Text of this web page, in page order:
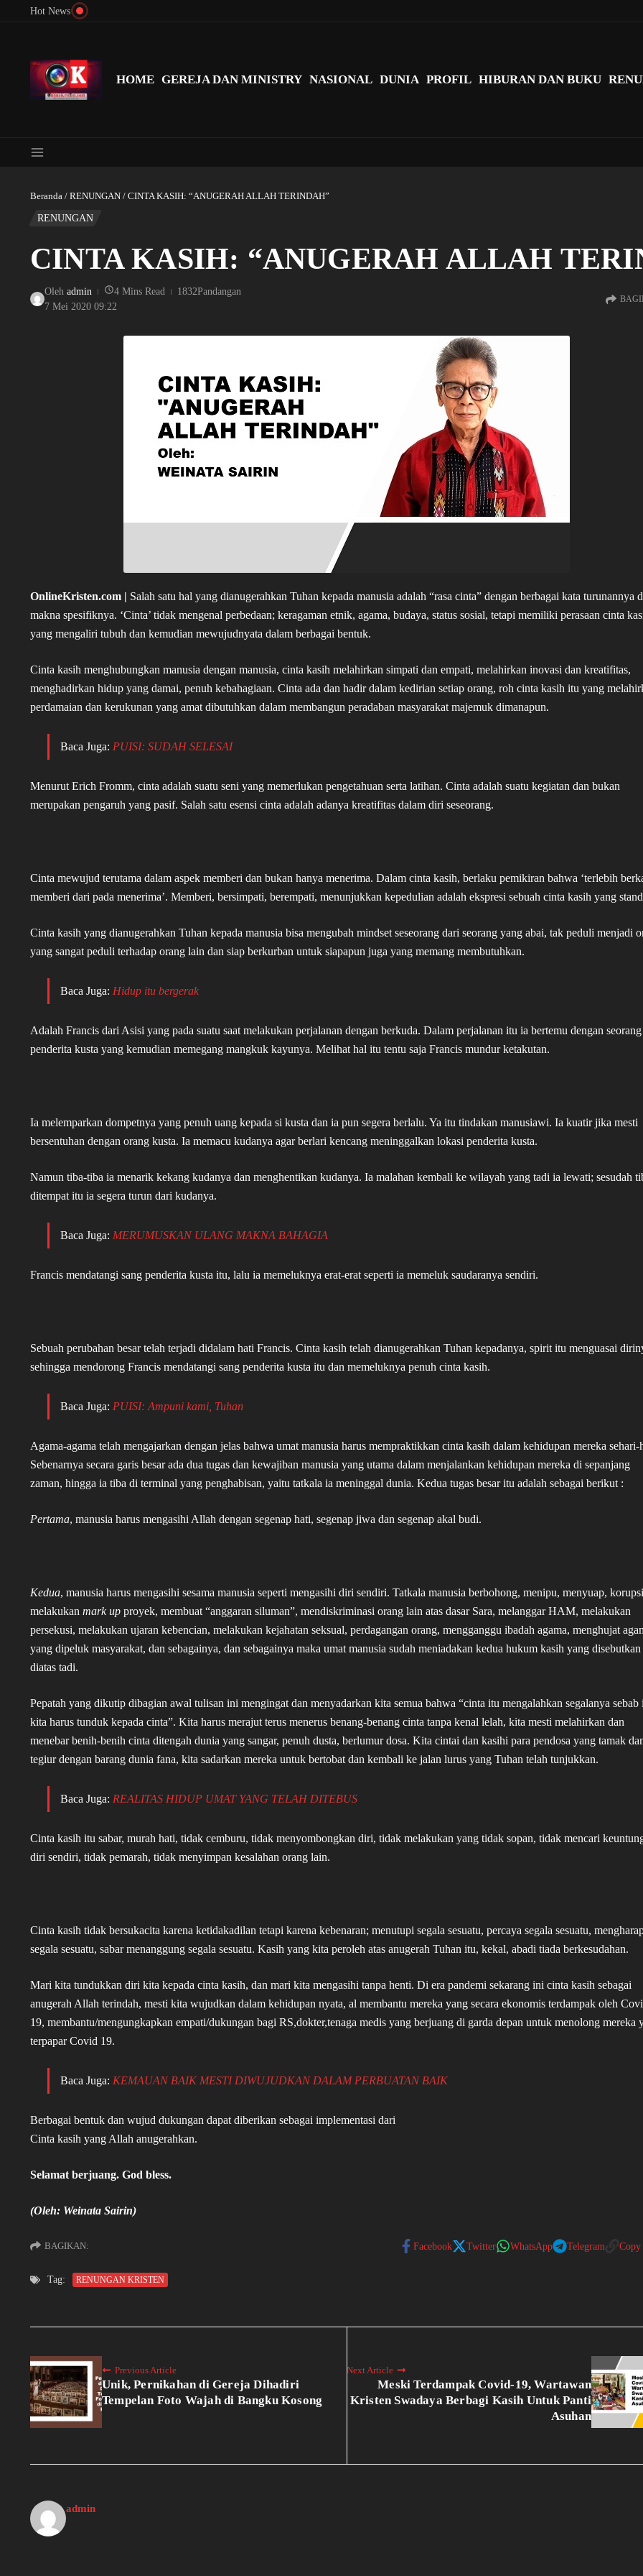
Lewati ke konten
Hot News
HOME GEREJA DAN MINISTRY NASIONAL DUNIA PROFIL HIBURAN DAN BUKU
Beranda / RENUNGAN / CINTA KASIH: “ANUGERAH ALLAH TERINDAH”
RENUNGAN
CINTA KASIH: “ANUGERAH ALLAH
Oleh admin 4 Mins Read
1832Pandangan
7 Mei 2020 09:22
OnlineKristen.com | Salah satu hal yang dianugerahkan Tuhan kepada manusia adalah “rasa cinta” dengan berbagai kata turunannya
makna spesifiknya. ‘Cinta’ tidak mengenal perbedaan; keragaman etnik, agama, budaya, status sosial, tetapi memiliki perasaan cinta
yang mengaliri tubuh dan kemudian mewujudnyata dalam berbagai bentuk.
Cinta kasih menghubungkan manusia dengan manusia, cinta kasih melahirkan simpati dan empati, melahirkan inovasi dan kreatifitas,
menghadirkan hidup yang damai, penuh kebahagiaan. Cinta ada dan hadir dalam kedirian setiap orang, roh cinta kasih itu yang
perdamaian dan kerukunan yang amat dibutuhkan dalam membangun peradaban masyarakat majemuk dimanapun.
Baca Juga: PUISI: SUDAH SELESAI
Menurut Erich Fromm, cinta adalah suatu seni yang memerlukan pengetahuan serta latihan. Cinta adalah suatu kegiatan dan bukan
merupakan pengaruh yang pasif. Salah satu esensi cinta adalah adanya kreatifitas dalam diri seseorang.
Cinta mewujud terutama dalam aspek memberi dan bukan hanya menerima. Dalam cinta kasih, berlaku pemikiran bahwa ‘terlebih
memberi dari pada menerima’. Memberi, bersimpati, berempati, menunjukkan kepedulian adalah ekspresi sebuah cinta kasih yang
Cinta kasih yang dianugerahkan Tuhan kepada manusia bisa mengubah mindset seseorang dari seorang yang abai, tak peduli menjadi
yang sangat peduli terhadap orang lain dan siap berkurban untuk siapapun juga yang memang membutuhkan.
Baca Juga: Hidup itu bergerak
Adalah Francis dari Asisi yang pada suatu saat melakukan perjalanan dengan berkuda. Dalam perjalanan itu ia bertemu dengan seorang
penderita kusta yang kemudian memegang mangkuk kayunya. Melihat hal itu tentu saja Francis mundur ketakutan.
Ia melemparkan dompetnya yang penuh uang kepada si kusta dan ia pun segera berlalu. Ya itu tindakan manusiawi. Ia kuatir jika mesti
bersentuhan dengan orang kusta. Ia memacu kudanya agar berlari kencang meninggalkan lokasi penderita kusta.
Namun tiba-tiba ia menarik kekang kudanya dan menghentikan kudanya. Ia malahan kembali ke wilayah yang tadi ia lewati; sesudah
ditempat itu ia segera turun dari kudanya.
Baca Juga: MERUMUSKAN ULANG MAKNA BAHAGIA
Francis mendatangi sang penderita kusta itu, lalu ia memeluknya erat-erat seperti ia memeluk saudaranya sendiri.
Sebuah perubahan besar telah terjadi didalam hati Francis. Cinta kasih telah dianugerahkan Tuhan kepadanya, spirit itu menguasai
sehingga mendorong Francis mendatangi sang penderita kusta itu dan memeluknya penuh cinta kasih.
Baca Juga: PUISI: Ampuni kami, Tuhan
Agama-agama telah mengajarkan dengan jelas bahwa umat manusia harus mempraktikkan cinta kasih dalam kehidupan mereka sehari-
Sebenarnya secara garis besar ada dua tugas dan kewajiban manusia yang utama dalam menjalankan kehidupan mereka di sepanjang
zaman, hingga ia tiba di terminal yang penghabisan, yaitu tatkala ia meninggal dunia. Kedua tugas besar itu adalah sebagai berikut :
Pertama, manusia harus mengasihi Allah dengan segenap hati, segenap jiwa dan segenap akal budi.
Kedua, manusia harus mengasihi sesama manusia seperti mengasihi diri sendiri. Tatkala manusia berbohong, menipu, menyuap,
melakukan mark up proyek, membuat “anggaran siluman”, mendiskriminasi orang lain atas dasar Sara, melanggar HAM, melakukan
persekusi, melakukan ujaran kebencian, melakukan kejahatan seksual, perdagangan orang, mengganggu ibadah agama, menghujat
yang dipeluk masyarakat, dan sebagainya, dan sebagainya maka umat manusia sudah meniadakan kedua hukum kasih yang disebutkan
diatas tadi.
Pepatah yang dikutip dibagian awal tulisan ini mengingat dan menyadarkan kita semua bahwa “cinta itu mengalahkan segalanya sebab
kita harus tunduk kepada cinta”. Kita harus merajut terus menerus benang-benang cinta tanpa kenal lelah, kita mesti melahirkan dan
menebar benih-benih cinta ditengah dunia yang sangar, penuh dusta, berlumur dosa. Kita cintai dan kasihi para pendosa yang tamak
tegiur dengan barang dunia fana, kita sadarkan mereka untuk bertobat dan kembali ke jalan lurus yang Tuhan telah tunjukkan.
Baca Juga: REALITAS HIDUP UMAT YANG TELAH DITEBUS
Cinta kasih itu sabar, murah hati, tidak cemburu, tidak menyombongkan diri, tidak melakukan yang tidak sopan, tidak mencari
diri sendiri, tidak pemarah, tidak menyimpan kesalahan orang lain.
Cinta kasih tidak bersukacita karena ketidakadilan tetapi karena kebenaran; menutupi segala sesuatu, percaya segala sesuatu,
segala sesuatu, sabar menanggung segala sesuatu. Kasih yang kita peroleh atas anugerah Tuhan itu, kekal, abadi tiada berkesudahan.
Mari kita tundukkan diri kita kepada cinta kasih, dan mari kita mengasihi tanpa henti. Di era pandemi sekarang ini cinta kasih sebagai
anugerah Allah terindah, mesti kita wujudkan dalam kehidupan nyata, al membantu mereka yang secara ekonomis terdampak oleh
19, membantu/mengungkapkan empati/dukungan bagi RS,dokter,tenaga medis yang berjuang di garda depan untuk menolong mereka
terpapar Covid 19.
Baca Juga: KEMAUAN BAIK MESTI DIWUJUDKAN DALAM PERBUATAN BAIK
Berbagai bentuk dan wujud dukungan dapat diberikan sebagai implementasi dari
Cinta kasih yang Allah anugerahkan.
Selamat berjuang. God bless.
(Oleh: Weinata Sairin)
BAGIKAN: Facebook Twitter WhatsApp Telegram
Tag: RENUNGAN KRISTEN
Previous Article
Unik, Pernikahan di Gereja Dihadiri
Tempelan Foto Wajah di Bangku Kosong
Next Article
Meski Terdampak Covid-19, Wartawan
Kristen Swadaya Berbagi Kasih Untuk Panti
Asuhan
admin